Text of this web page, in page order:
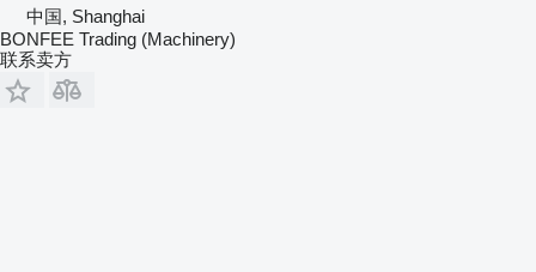
中国, Shanghai
BONFEE Trading (Machinery)
联系卖方